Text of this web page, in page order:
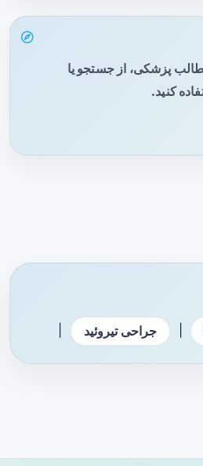
پزشکی، از جستجو یا
کنید.
جراحی تیروئید